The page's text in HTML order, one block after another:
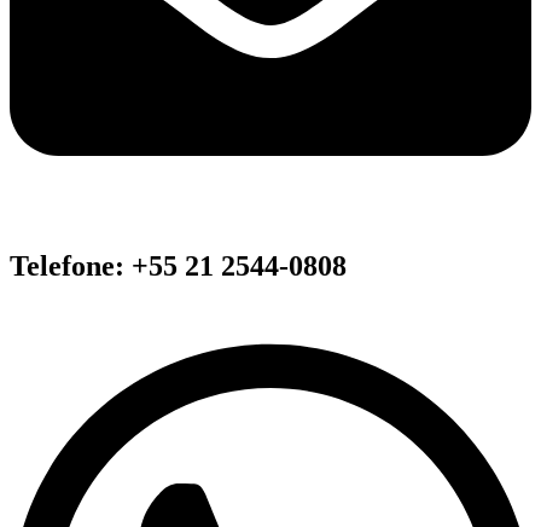
Telefone: +55 21 2544-0808